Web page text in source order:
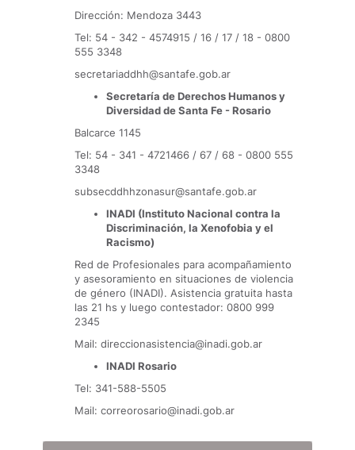
Dirección: Mendoza 3443
Tel: 54 - 342 - 4574915 / 16 / 17 / 18 - 0800
555 3348
secretariaddhh@santafe.gob.ar
Secretaría de Derechos Humanos y
Diversidad de Santa Fe - Rosario
Balcarce 1145
Tel: 54 - 341 - 4721466 / 67 / 68 - 0800 555
3348
subsecddhhzonasur@santafe.gob.ar
INADI (Instituto Nacional contra la
Discriminación, la Xenofobia y el
Racismo)
Red de Profesionales para acompañamiento
y asesoramiento en situaciones de violencia
de género (INADI). Asistencia gratuita hasta
las 21 hs y luego contestador: 0800 999
2345
Mail: direccionasistencia@inadi.gob.ar
INADI Rosario
Tel: 341-588-5505
Mail: correorosario@inadi.gob.ar